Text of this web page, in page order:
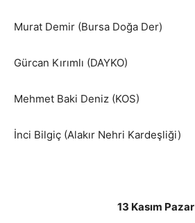
Murat Demir (Bursa Doğa Der)
Gürcan Kırımlı (DAYKO)
Mehmet Baki Deniz (KOS)
İnci Bilgiç (Alakır Nehri Kardeşliği)
13 Kasım Pazar